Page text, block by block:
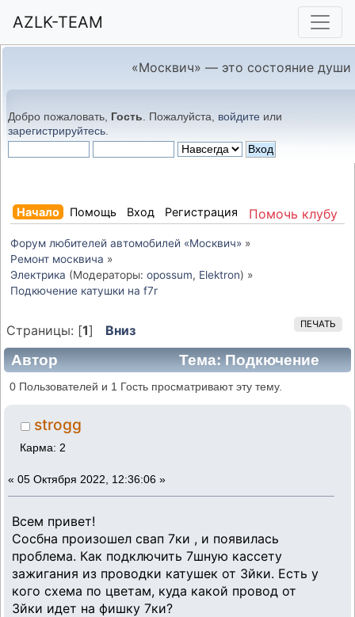
AZLK-TEAM
«Москвич» — это состояние души
Добро пожаловать, Гость . Пожалуйста, войдите или
зарегистрируйтесь
Помочь клубу
Начало Помощь Вход Регистрация
Форум любителей автомобилей «Москвич» »
Ремонт москвича »
Электрика (Модераторы: opossum, Elektron) »
Подкючение катушки на f7r
ПЕЧАТЬ
Страницы: [1] Вниз
Автор
Тема: Подкючение
катушки на f7r (Прочитано 2203 раз)
0 Пользователей и 1 Гость просматривают эту тему.
strogg
Карма: 2
« 05 Октября 2022, 12:36:06 »
Всем привет!
Сосбна произошел свап 7ки , и появилась
проблема. Как подключить 7шную кассету
зажигания из проводки катушек от 3йки. Есть у
кого схема по цветам, куда какой провод от
3йки идет на фишку 7ки?